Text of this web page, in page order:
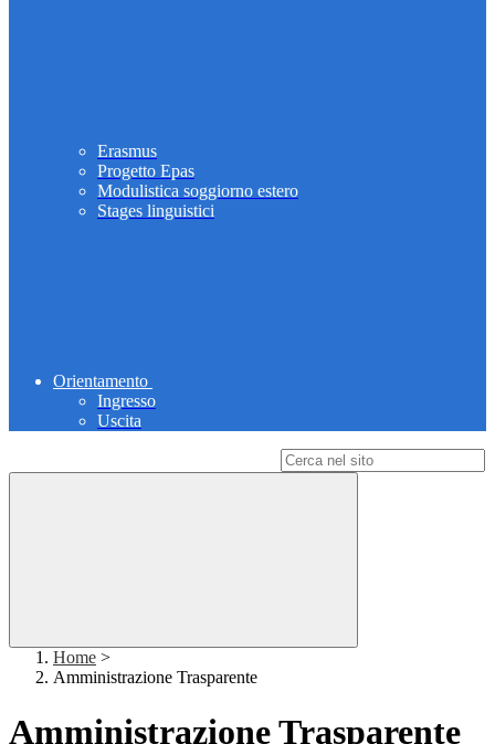
Erasmus
Progetto Epas
Modulistica soggiorno estero
Stages linguistici
Orientamento
Ingresso
Uscita
Home >
Amministrazione Trasparente
Amministrazione Trasparente